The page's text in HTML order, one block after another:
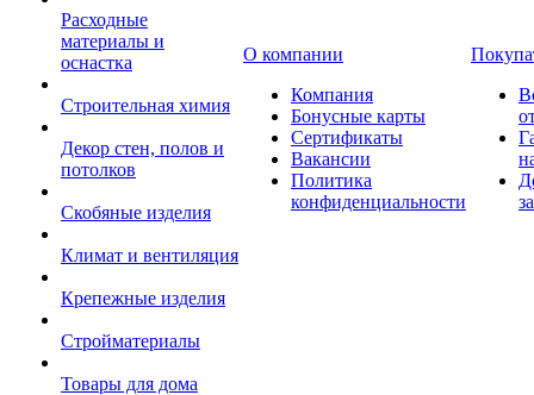
Расходные
материалы и
оснастка
Строительная химия
Декор стен, полов и
потолков
Скобяные изделия
Климат и вентиляция
Крепежные изделия
Стройматериалы
Товары для дома
О компании
Компания
Бонусные карты
Сертификаты
Вакансии
Политика
конфиденциальности